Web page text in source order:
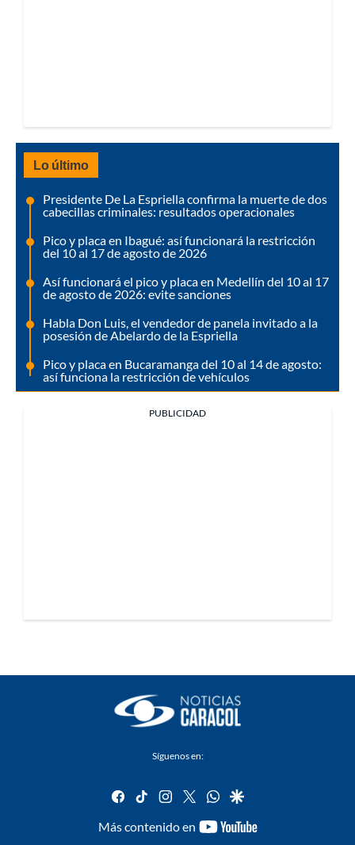
Lo último
Presidente De La Espriella confirma la muerte de dos
cabecillas criminales: resultados operacionales
Pico y placa en Ibagué: así funcionará la restricción
del 10 al 17 de agosto de 2026
Así funcionará el pico y placa en Medellín del 10 al 17
de agosto de 2026: evite sanciones
Habla Don Luis, el vendedor de panela invitado a la
posesión de Abelardo de la Espriella
Pico y placa en Bucaramanga del 10 al 14 de agosto:
así funciona la restricción de vehículos
PUBLICIDAD
Síguenos en:
facebook
tiktok instagram
twitterwhatsapp
google
Más contenido en
youtube-